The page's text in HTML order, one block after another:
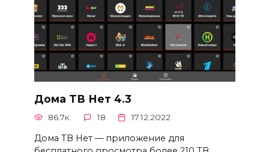
Дома ТВ Нет 4.3
86.7к. 18 17.12.2022
Дома ТВ Нет — приложение для